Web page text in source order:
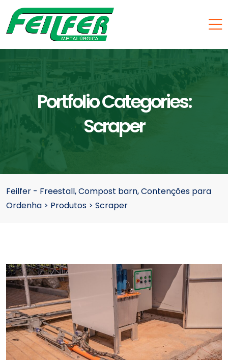
Portfolio Categories:
Scraper
Feilfer - Freestall, Compost barn, Contenções para
Ordenha > Produtos > Scraper